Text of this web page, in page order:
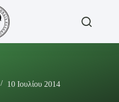
10 Ιουλίου 2014